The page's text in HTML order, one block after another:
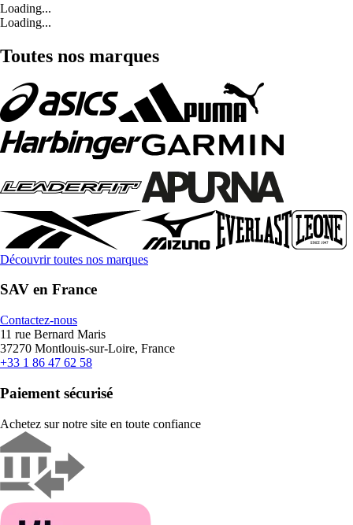
Loading...
Loading...
Toutes nos marques
Découvrir toutes nos marques
SAV en France
Contactez-nous
11 rue Bernard Maris
37270 Montlouis-sur-Loire, France
+33 1 86 47 62 58
Paiement sécurisé
Achetez sur notre site en toute confiance